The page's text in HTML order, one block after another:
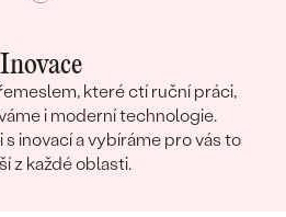
Inovace
které ctí ruční práci,
i moderní technologie.
inovací a vybíráme pro vás to
z každé oblasti.